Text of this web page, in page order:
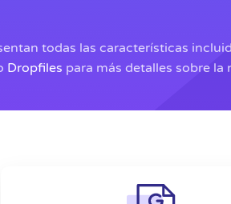
todas las características
Dropfiles para más detalles sobre